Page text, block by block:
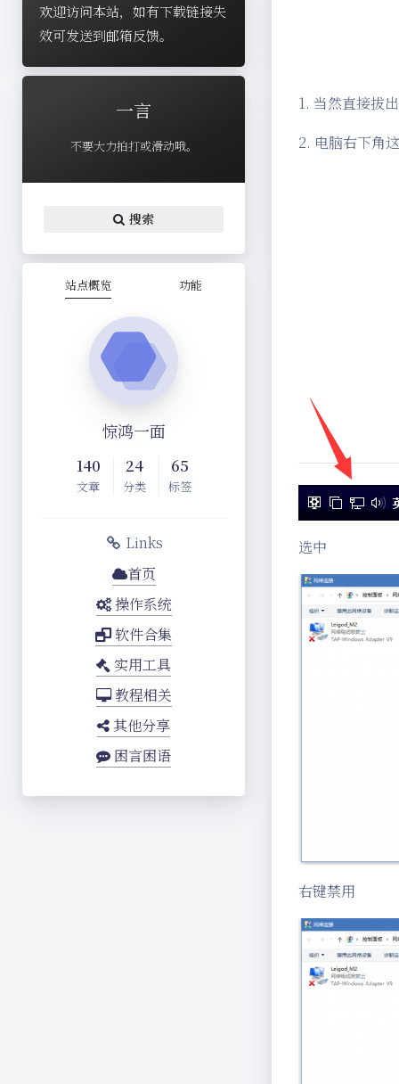
欢迎访问本站，如有下载链接失
效可发送到邮箱反馈。
一言
不要大力拍打或滑动哦。
搜索
站点概览 功能
惊鸿一面
140
文章
24
分类
65
标签
Links
首页
操作系统
软件合集
实用工具
教程相关
其他分享
困言困语
1. 当然直接拔
2. 电脑右下角
选中
右键禁用